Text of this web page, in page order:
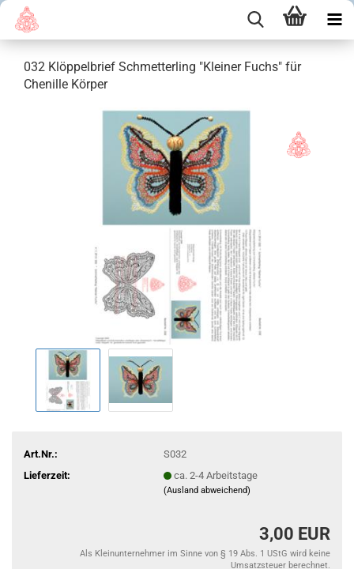
032 Klöppelbrief Schmetterling "Kleiner Fuchs" für
Chenille Körper
Art.Nr.:
S032
Lieferzeit:
ca. 2-4 Arbeitstage
(Ausland abweichend)
3,00 EUR
Als Kleinunternehmer im Sinne von § 19 Abs. 1 UStG wird keine
Umsatzsteuer berechnet.